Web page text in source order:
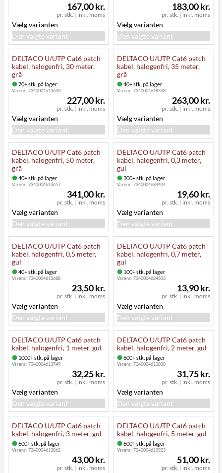
pr. stk. | inkl. moms
167,00 kr.
Vælg varianten
Den valgte variant
pr. stk. | inkl. moms
183,00 kr.
Vælg varianten
Den valgte variant
DELTACO U/UTP Cat6 patch
kabel, halogenfri, 30 meter,
grå
70+ stk. på lager
Varenr.:7340004613633
pr. stk. | inkl. moms
227,00 kr.
Vælg varianten
Den valgte variant
DELTACO U/UTP Cat6 patch
kabel, halogenfri, 35 meter,
grå
40+ stk. på lager
Varenr.:7340004618348
pr. stk. | inkl. moms
263,00 kr.
Vælg varianten
Den valgte variant
DELTACO U/UTP Cat6 patch
kabel, halogenfri, 50 meter,
grå
40+ stk. på lager
Varenr.:7340004613657
pr. stk. | inkl. moms
341,00 kr.
Vælg varianten
Den valgte variant
DELTACO U/UTP Cat6 patch
kabel, halogenfri, 0,3 meter,
gul
300+ stk. på lager
Varenr.:7340004684404
pr. stk. | inkl. moms
19,60 kr.
Vælg varianten
Den valgte variant
DELTACO U/UTP Cat6 patch
kabel, halogenfri, 0,5 meter,
gul
40+ stk. på lager
Varenr.:7340004613688
pr. stk. | inkl. moms
23,50 kr.
Vælg varianten
Den valgte variant
DELTACO U/UTP Cat6 patch
kabel, halogenfri, 0,7 meter,
gul
100+ stk. på lager
Varenr.:7340004684503
pr. stk. | inkl. moms
13,90 kr.
Vælg varianten
Den valgte variant
DELTACO U/UTP Cat6 patch
kabel, halogenfri, 1 meter, gul
1000+ stk. på lager
Varenr.:7340004613749
pr. stk. | inkl. moms
32,25 kr.
Vælg varianten
Den valgte variant
DELTACO U/UTP Cat6 patch
kabel, halogenfri, 2 meter, gul
600+ stk. på lager
Varenr.:7340004613800
pr. stk. | inkl. moms
31,75 kr.
Vælg varianten
Den valgte variant
DELTACO U/UTP Cat6 patch
kabel, halogenfri, 3 meter, gul
600+ stk. på lager
Varenr.:7340004613862
pr. stk. | inkl. moms
43,00 kr.
DELTACO U/UTP Cat6 patch
kabel, halogenfri, 5 meter, gul
600+ stk. på lager
Varenr.:7340004613923
pr. stk. | inkl. moms
51,00 kr.